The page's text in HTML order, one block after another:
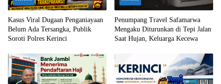
Kasus Viral Dugaan Penganiayaan
Belum Ada Tersangka, Publik
Soroti Polres Kerinci
Penumpang Travel Safamarwa
Mengaku Diturunkan di Tepi Jalan
Saat Hujan, Keluarga Kecewa